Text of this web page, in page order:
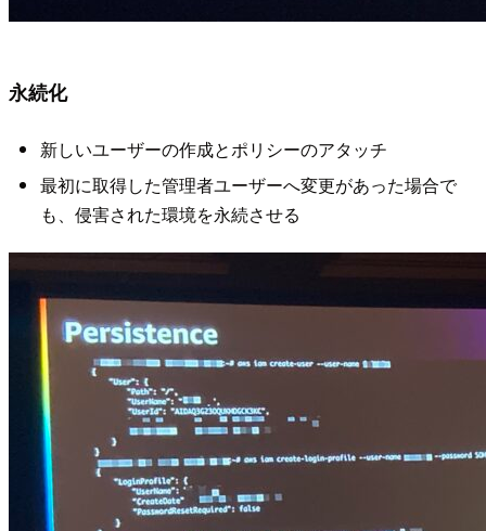
永続化
新しいユーザーの作成とポリシーのアタッチ
最初に取得した管理者ユーザーへ変更があった場合で
も、侵害された環境を永続させる